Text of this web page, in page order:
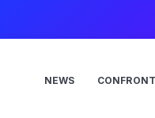
NEWS